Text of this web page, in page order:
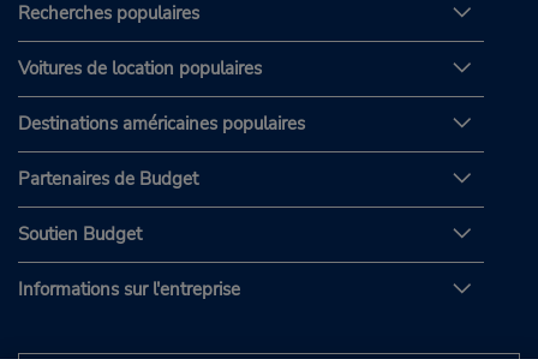
Recherches populaires
Voitures de location populaires
Destinations américaines populaires
Partenaires de Budget
Soutien Budget
Informations sur l'entreprise